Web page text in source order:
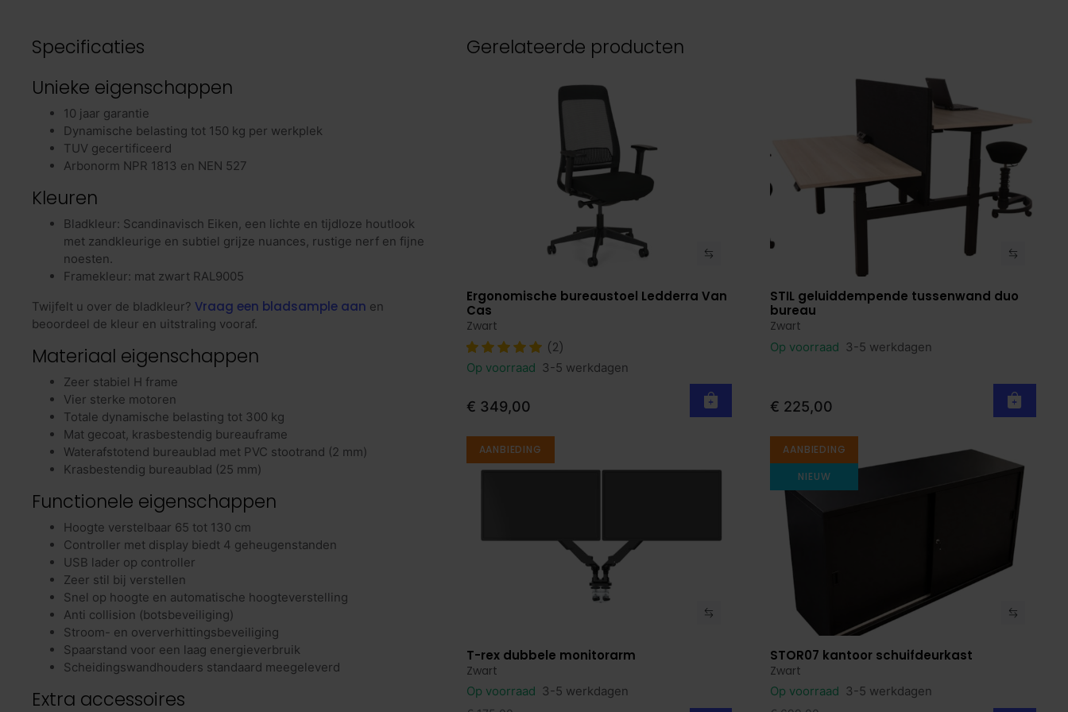
Specificaties
Unieke eigenschappen
10 jaar garantie
Dynamische belasting tot 150 kg per werkplek
TUV gecertificeerd
Arbonorm NPR 1813 en NEN 527
Kleuren
Bladkleur: Scandinavisch Eiken, een lichte en tijdloze houtlook
met zandkleurige en subtiel grijze nuances, rustige nerf en fijne
noesten.
Framekleur: mat zwart RAL9005
Twijfelt u over de bladkleur? Vraag een bladsample aan en
beoordeel de kleur en uitstraling vooraf.
Materiaal eigenschappen
Zeer stabiel H frame
Vier sterke motoren
Totale dynamische belasting tot 300 kg
Mat gecoat, krasbestendig bureauframe
Waterafstotend bureaublad met PVC stootrand (2 mm)
Krasbestendig bureaublad (25 mm)
Functionele eigenschappen
Hoogte verstelbaar 65 tot 130 cm
Controller met display biedt 4 geheugenstanden
USB lader op controller
Zeer stil bij verstellen
Snel op hoogte en automatische hoogteverstelling
Anti collision (botsbeveiliging)
Stroom- en oververhittingsbeveiliging
Spaarstand voor een laag energieverbruik
Scheidingswandhouders standaard meegeleverd
Extra accessoires
Gerelateerde producten
Bekijk product
Ergonomische bureaustoel Ledderra Van
Cas
Zwart
(2)
Op voorraad 3-5 werkdagen
€ 349,00
Bekijk product
STIL geluiddempende tussenwand duo
bureau
Zwart
Op voorraad 3-5 werkdagen
€ 225,00
AANBIEDING
Bekijk product
T-rex dubbele monitorarm
Zwart
Op voorraad 3-5 werkdagen
AANBIEDING
NIEUW
Bekijk product
STOR07 kantoor schuifdeurkast
Zwart
Op voorraad 3-5 werkdagen